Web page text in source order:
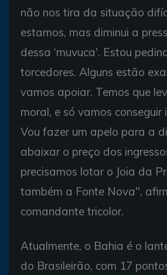
não nos tira da situação
estamos, mas diminui a
dessa ‘muvuca'. Estou
torcedores. Alguns estão
vamos apoiar. Temos que
moral, e só vamos conseguir
Vou fazer um apelo para a
abaixar o preço dos
precisamos lotar o Joia da
também a Fonte Nova",
comandante tricolor.
Atualmente, o Bahia é o
do Brasileirão, com 17